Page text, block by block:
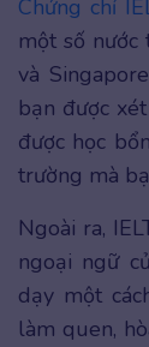
Chứng chỉ
một số nước
và
bạn được
được học
trường mà
Ngoài ra,
ngoại ngữ
dạy một
làm quen,